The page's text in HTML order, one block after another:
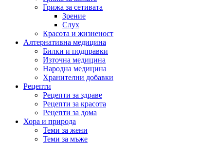
Грижа за сетивата
Зрение
Слух
Красота и жизненост
Алтернативна медицина
Билки и подправки
Източна медицина
Народна медицина
Хранителни добавки
Рецепти
Рецепти за здраве
Рецепти за красота
Рецепти за дома
Хора и природа
Теми за жени
Теми за мъже